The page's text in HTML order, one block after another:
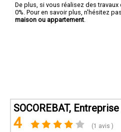
De plus, si vous réalisez des
0%. Pour en savoir plus, n'hésitez
maison ou appartement
SOCOREBAT,
4 (1 avis )